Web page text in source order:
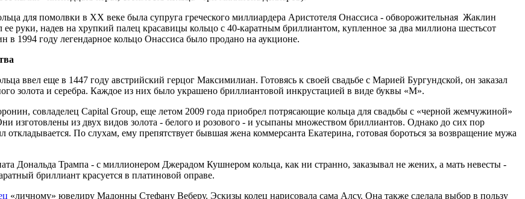
для помолвки в ХХ веке была супруга греческого миллиардера Аристотеля Онассиса - обворожительная Жаклин
руки, надев на хрупкий палец красавицы кольцо с 40-каратным бриллиантом, купленное за два миллиона шестьсот
в 1994 году легендарное кольцо Онассиса было продано на аукционе.
ввел еще в 1447 году австрийский герцог Максимилиан. Готовясь к своей свадьбе с Марией Бургундской, он заказал
золота и серебра. Каждое из них было украшено бриллиантовой инкрустацией в виде буквы «М».
совладелец Capital Group, еще летом 2009 года приобрел потрясающие кольца для свадьбы с «черной жемчужиной»
изготовлены из двух видов золота - белого и розового - и усыпаны множеством бриллиантов. Однако до сих пор
По слухам, ему препятствует бывшая жена коммерсанта Екатерина, готовая бороться за возвращение мужа
Дональда Трампа - с миллионером Джерадом Кушнером кольца, как ни странно, заказывал не жених, а мать невесты -
бриллиант красуется в платиновой оправе.
«личному» ювелиру Мадонны Стефану Веберу. Эскизы колец нарисовала сама Алсу. Она также сделала выбор в пользу